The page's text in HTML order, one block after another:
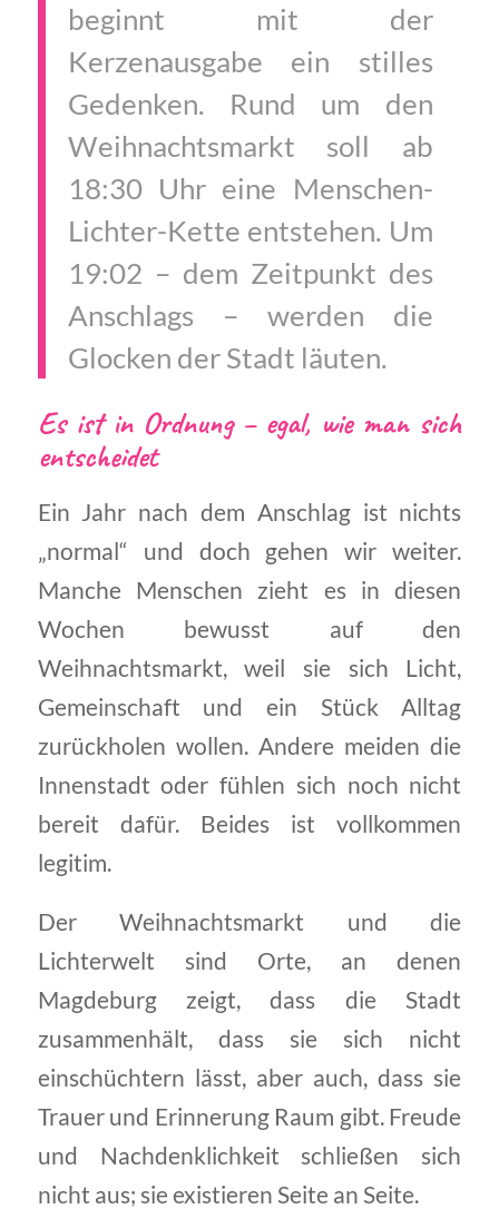
beginnt mit der
Kerzenausgabe ein stilles
Gedenken. Rund um den
Weihnachtsmarkt soll ab
18:30 Uhr eine Menschen-
Lichter-Kette entstehen. Um
19:02 – dem Zeitpunkt des
Anschlags – werden die
Glocken der Stadt läuten.
Es ist in Ordnung – egal, wie man sich
entscheidet
Ein Jahr nach dem Anschlag ist nichts
„normal“ und doch gehen wir weiter.
Manche Menschen zieht es in diesen
Wochen bewusst auf den
Weihnachtsmarkt, weil sie sich Licht,
Gemeinschaft und ein Stück Alltag
zurückholen wollen. Andere meiden die
Innenstadt oder fühlen sich noch nicht
bereit dafür. Beides ist vollkommen
legitim.
Der Weihnachtsmarkt und die
Lichterwelt sind Orte, an denen
Magdeburg zeigt, dass die Stadt
zusammenhält, dass sie sich nicht
einschüchtern lässt, aber auch, dass sie
Trauer und Erinnerung Raum gibt. Freude
und Nachdenklichkeit schließen sich
nicht aus; sie existieren Seite an Seite.